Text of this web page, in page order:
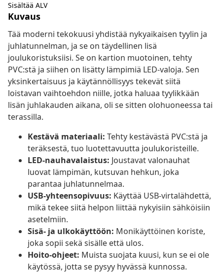
Sisältää ALV
Kuvaus
Tää moderni tekokuusi yhdistää nykyaikaisen tyylin ja
juhlatunnelman, ja se on täydellinen lisä
joulukoristuksiisi. Se on kartion muotoinen, tehty
PVC:stä ja siihen on lisätty lämpimiä LED-valoja. Sen
yksinkertaisuus ja käytännöllisyys tekevät siitä
loistavan vaihtoehdon niille, jotka haluaa tyylikkään
lisän juhlakauden aikana, oli se sitten olohuoneessa tai
terassilla.
Kestävä materiaali: Tehty kestävästä PVC:stä ja
teräksestä, tuo luotettavuutta joulukoristeille.
LED-nauhavalaistus: Joustavat valonauhat
luovat lämpimän, kutsuvan hehkun, joka
parantaa juhlatunnelmaa.
USB-yhteensopivuus: Käyttää USB-virtalähdettä,
mikä tekee siitä helpon liittää nykyisiin sähköisiin
asetelmiin.
Sisä- ja ulkokäyttöön: Monikäyttöinen koriste,
joka sopii sekä sisälle että ulos.
Hoito-ohjeet: Muista suojata kuusi, kun se ei ole
käytössä, jotta se pysyy hyvässä kunnossa.